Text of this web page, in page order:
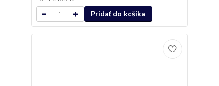
Pridať do košíka